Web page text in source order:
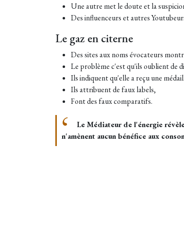
Une autre met le doute et la
Des influenceurs et autres
Le gaz en citerne
Des sites aux noms évocateurs
Le problème c'est qu'ils oublient de
Ils indiquent qu'elle a reçu une
Ils attribuent de faux labels,
Font des faux comparatifs.
Le Médiateur de l'énergie
n'amènent aucun bénéfice aux